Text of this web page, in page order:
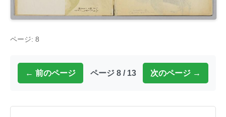
ページ: 8
← 前のページ ページ 8 / 13 次のページ →